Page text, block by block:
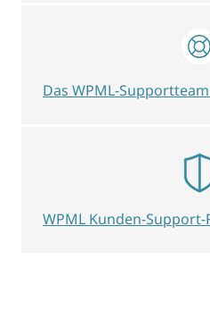
Das WPML-
WPML Kunden-